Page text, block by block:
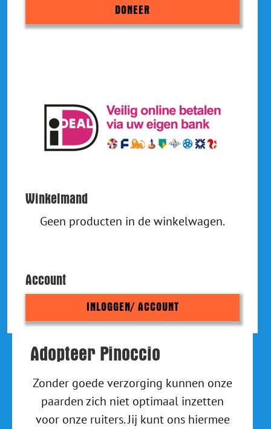
DONEER
Winkelmand
Geen producten in de winkelwagen.
Account
INLOGGEN/ ACCOUNT
Adopteer Pinoccio
Zonder goede verzorging kunnen onze
paarden zich niet optimaal inzetten
voor onze ruiters. Jij kunt ons hiermee